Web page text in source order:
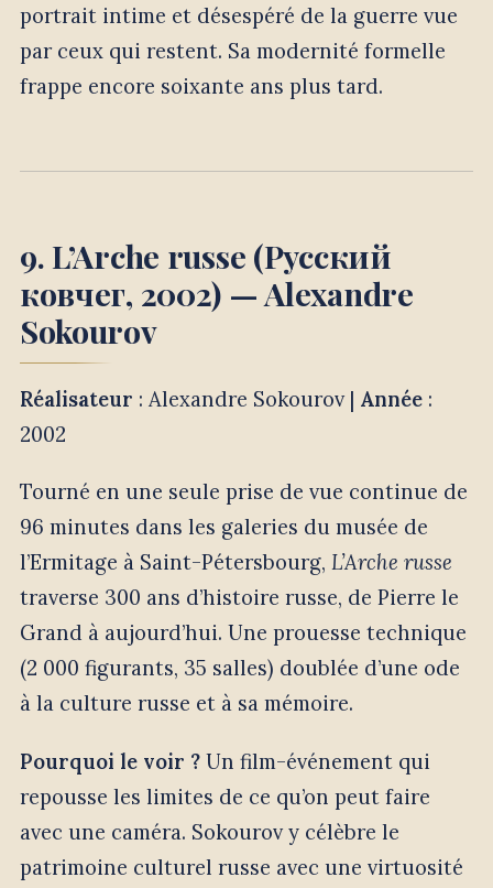
portrait intime et désespéré de la guerre vue
par ceux qui restent. Sa modernité formelle
frappe encore soixante ans plus tard.
9. L’Arche russe (Русский
ковчег, 2002) — Alexandre
Sokourov
Réalisateur : Alexandre Sokourov | Année:
2002
Tourné en une seule prise de vue continue de
96 minutes dans les galeries du musée de
l’Ermitage à Saint-Pétersbourg, L’Arche russe
traverse 300 ans d’histoire russe, de Pierre le
Grand à aujourd’hui. Une prouesse technique
(2 000 figurants, 35 salles) doublée d’une ode
à la culture russe et à sa mémoire.
Pourquoi le voir ?Un film-événement qui
repousse les limites de ce qu’on peut faire
avec une caméra. Sokourov y célèbre le
patrimoine culturel russe avec une virtuosité